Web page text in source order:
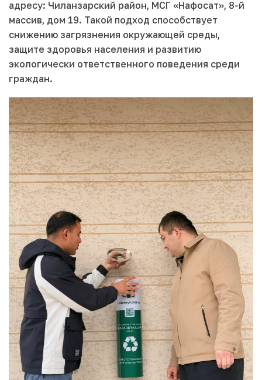
адресу: Чиланзарский район, МСГ «Нафосат», 8-й
массив, дом 19. Такой подход способствует
снижению загрязнения окружающей среды,
защите здоровья населения и развитию
экологически ответственного поведения среди
граждан.